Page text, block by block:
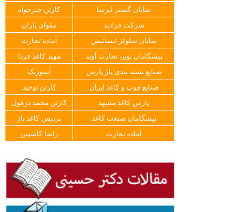
سایان گستر ایرسا
کارتن خیرخواه
شرکت فرادید
مقوای یاران
سایان سلولز ایساتیس
آماده تجارت
پیشگامان نوین تجارت آوید
مهبد کاغذ فردا
صنایع بسته بندی پاژ پارس
آسوریک
صنایع چوب و کاغذ ایران
کارتن توحید
پارس کاغذ مشهد
کارتن محمد دزفول
پیشگامان صنعت کاغذ
پردیس کاغذ پاژ
آماده تجارت
راشا کاسپین